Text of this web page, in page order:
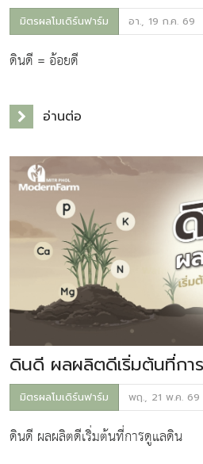
มิตรผลโมเดิร์นฟาร์ม อา., 19 ก.ค. 69
ดินดี = อ้อยดี
อ่านต่อ
ดินดี ผลผลิตดีเริ่มต้นที่กา
มิตรผลโมเดิร์นฟาร์ม พฤ., 21 พ.ค. 69
ดินดี ผลผลิตดีเริ่มต้นที่การดูแลดิน